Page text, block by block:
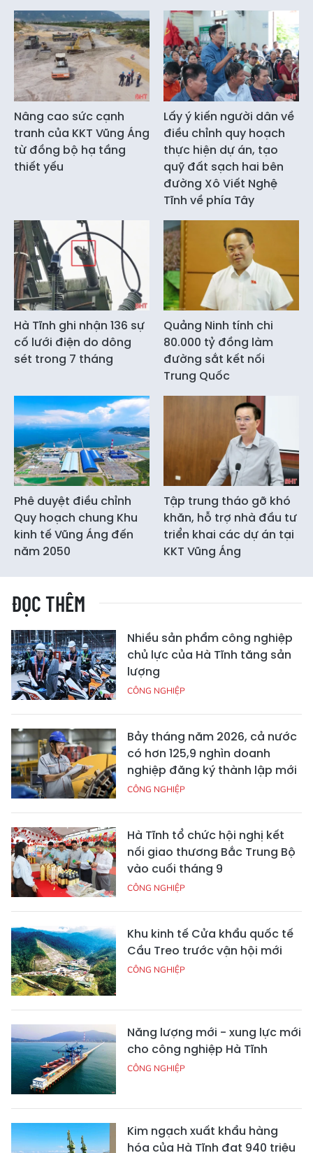
Nâng cao sức cạnh
tranh của KKT Vũng Áng
từ đồng bộ hạ tầng
thiết yếu
Lấy ý kiến người dân về
điều chỉnh quy hoạch
thực hiện dự án, tạo
quỹ đất sạch hai bên
đường Xô Viết Nghệ
Tĩnh về phía Tây
Hà Tĩnh ghi nhận 136 sự
cố lưới điện do dông
sét trong 7 tháng
Quảng Ninh tính chi
80.000 tỷ đồng làm
đường sắt kết nối
Trung Quốc
Phê duyệt điều chỉnh
Quy hoạch chung Khu
kinh tế Vũng Áng đến
năm 2050
Tập trung tháo gỡ khó
khăn, hỗ trợ nhà đầu tư
triển khai các dự án tại
KKT Vũng Áng
ĐỌC THÊM
Nhiều sản phẩm công nghiệp
chủ lực của Hà Tĩnh tăng sản
lượng
CÔNG NGHIỆP
Bảy tháng năm 2026, cả nước
có hơn 125,9 nghìn doanh
nghiệp đăng ký thành lập mới
CÔNG NGHIỆP
Hà Tĩnh tổ chức hội nghị kết
nối giao thương Bắc Trung Bộ
vào cuối tháng 9
CÔNG NGHIỆP
Khu kinh tế Cửa khẩu quốc tế
Cầu Treo trước vận hội mới
CÔNG NGHIỆP
Năng lượng mới - xung lực mới
cho công nghiệp Hà Tĩnh
CÔNG NGHIỆP
Kim ngạch xuất khẩu hàng
hóa của Hà Tĩnh đạt 940 triệu